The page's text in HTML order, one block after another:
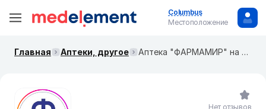
Columbus
Местоположение
Главная Аптеки, другое Аптека "ФАРМАМИР" на ​Абдрахманова, 207
Нет отзывов